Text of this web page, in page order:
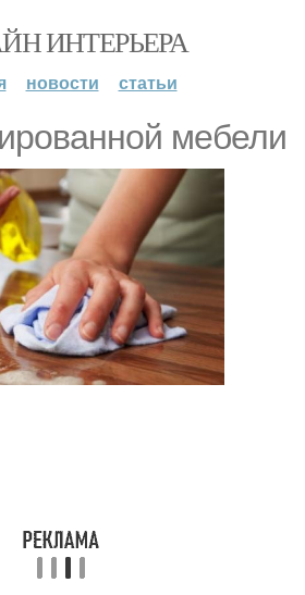
ИНТЕРЬЕРА
новости статьи
мебели